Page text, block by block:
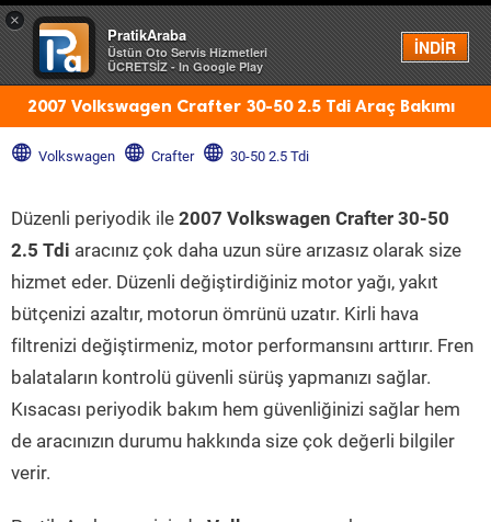
×
PratikAraba
Üstün Oto Servis Hizmetleri
ÜCRETSİZ - In Google Play
İNDİR
Menü
2007 Volkswagen Crafter 30-50 2.5 Tdi Araç Bakımı
Volkswagen Crafter 30-50 2.5 Tdi
Düzenli periyodik ile 2007 Volkswagen Crafter 30-50
2.5 Tdi aracınız çok daha uzun süre arızasız olarak size
hizmet eder. Düzenli değiştirdiğiniz motor yağı, yakıt
bütçenizi azaltır, motorun ömrünü uzatır. Kirli hava
filtrenizi değiştirmeniz, motor performansını arttırır. Fren
balataların kontrolü güvenli sürüş yapmanızı sağlar.
Kısacası periyodik bakım hem güvenliğinizi sağlar hem
de aracınızın durumu hakkında size çok değerli bilgiler
verir.